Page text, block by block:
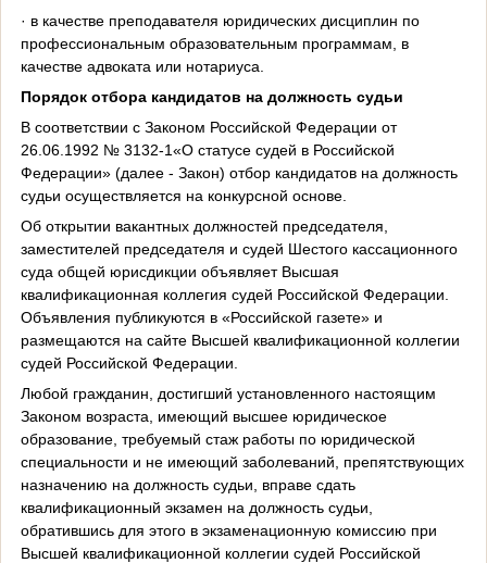
· в качестве преподавателя юридических дисциплин по
профессиональным образовательным программам, в
качестве адвоката или нотариуса.
Порядок отбора кандидатов на должность судьи
В соответствии с Законом Российской Федерации от
26.06.1992 № 3132-1«О статусе судей в Российской
Федерации» (далее - Закон) отбор кандидатов на должность
судьи осуществляется на конкурсной основе.
Об открытии вакантных должностей председателя,
заместителей председателя и судей Шестого кассационного
суда общей юрисдикции объявляет Высшая
квалификационная коллегия судей Российской Федерации.
Объявления публикуются в «Российской газете» и
размещаются на сайте Высшей квалификационной коллегии
судей Российской Федерации.
Любой гражданин, достигший установленного настоящим
Законом возраста, имеющий высшее юридическое
образование, требуемый стаж работы по юридической
специальности и не имеющий заболеваний, препятствующих
назначению на должность судьи, вправе сдать
квалификационный экзамен на должность судьи,
обратившись для этого в экзаменационную комиссию при
Высшей квалификационной коллегии судей Российской